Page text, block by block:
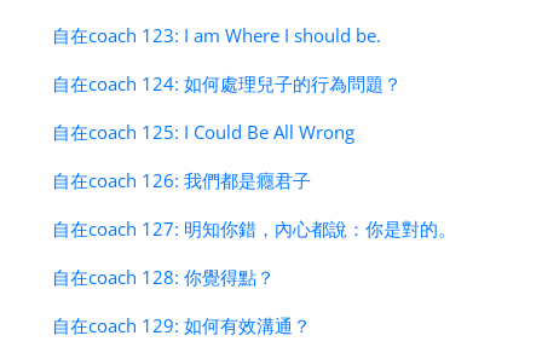
自在coach 123: I am Where I should be.
自在coach 124: 如何處理兒子的行為問題？
自在coach 125: I Could Be All Wrong
自在coach 126: 我們都是癮君子
自在coach 127: 明知你錯，內心都說：你是對的。
自在coach 128: 你覺得點？
自在coach 129: 如何有效溝通？